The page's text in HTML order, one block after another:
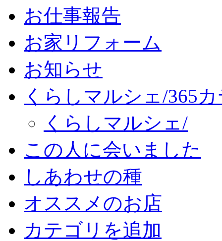
お仕事報告
お家リフォーム
お知らせ
くらしマルシェ/365
くらしマルシェ/
この人に会いました
しあわせの種
オススメのお店
カテゴリを追加